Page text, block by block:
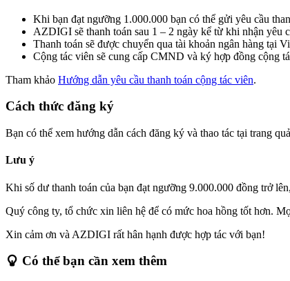
Khi bạn đạt ngưỡng 1.000.000 bạn có thể gửi yêu cầu
AZDIGI sẽ thanh toán sau 1 – 2 ngày kể từ khi nhận yêu
Thanh toán sẽ được chuyển qua tài khoản ngân hàng tại
Cộng tác viên sẽ cung cấp CMND và ký hợp đồng cộng
Tham khảo Hướng dẫn yêu cầu thanh toán cộng tác viên.
Cách thức đăng ký
Bạn có thể xem hướng dẫn cách đăng ký và thao tác tại trang
Lưu ý
Khi số dư thanh toán của bạn đạt ngưỡng 9.000.000 đồng trở
Quý công ty, tổ chức xin liên hệ để có mức hoa hồng tốt hơn.
Xin cảm ơn và AZDIGI rất hân hạnh được hợp tác với bạn!
Có thể bạn cần xem thêm